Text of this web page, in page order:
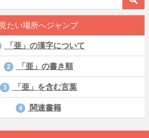
見たい場所へジャンプ
「亜」の漢字について
2 「亜」の書き順
3 「亜」を含む言葉
4 関連書籍